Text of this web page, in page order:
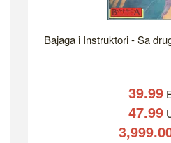
Bajaga i Instruktori - Sa
39.99
47.99